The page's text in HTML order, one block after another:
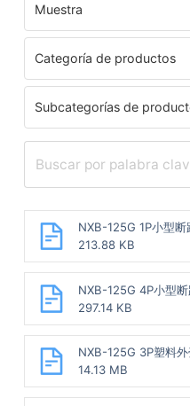
Muestra
Categoría de productos
Subcategorías de
NXB-125G 1P小型
202202.dwg
213.88 KB
NXB-125G 4P小型
202202.dwg
297.14 KB
NXB-125G 3P塑料
202307.stp
14.13 MB